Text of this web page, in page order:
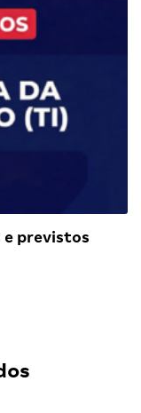
e previstos